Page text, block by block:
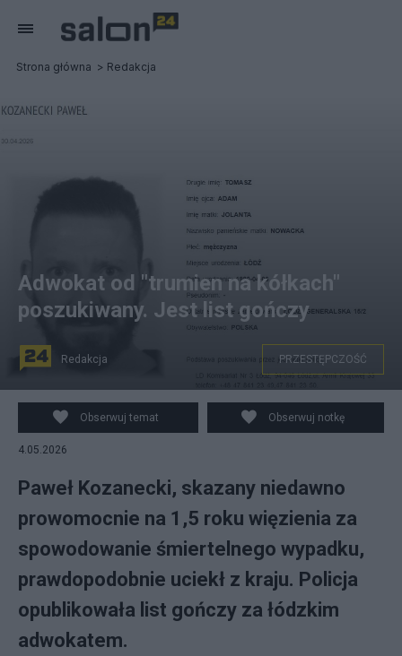
Strona główna Redakcja
Adwokat od "trumien na kółkach"
poszukiwany. Jest list gończy
Redakcja PRZESTĘPCZOŚĆ
Obserwuj temat Obserwuj notkę
4.05.2026
Paweł Kozanecki, skazany niedawno
prowomocnie na 1,5 roku więzienia za
spowodowanie śmiertelnego wypadku,
prawdopodobnie uciekł z kraju. Policja
opublikowała list gończy za łódzkim
adwokatem.